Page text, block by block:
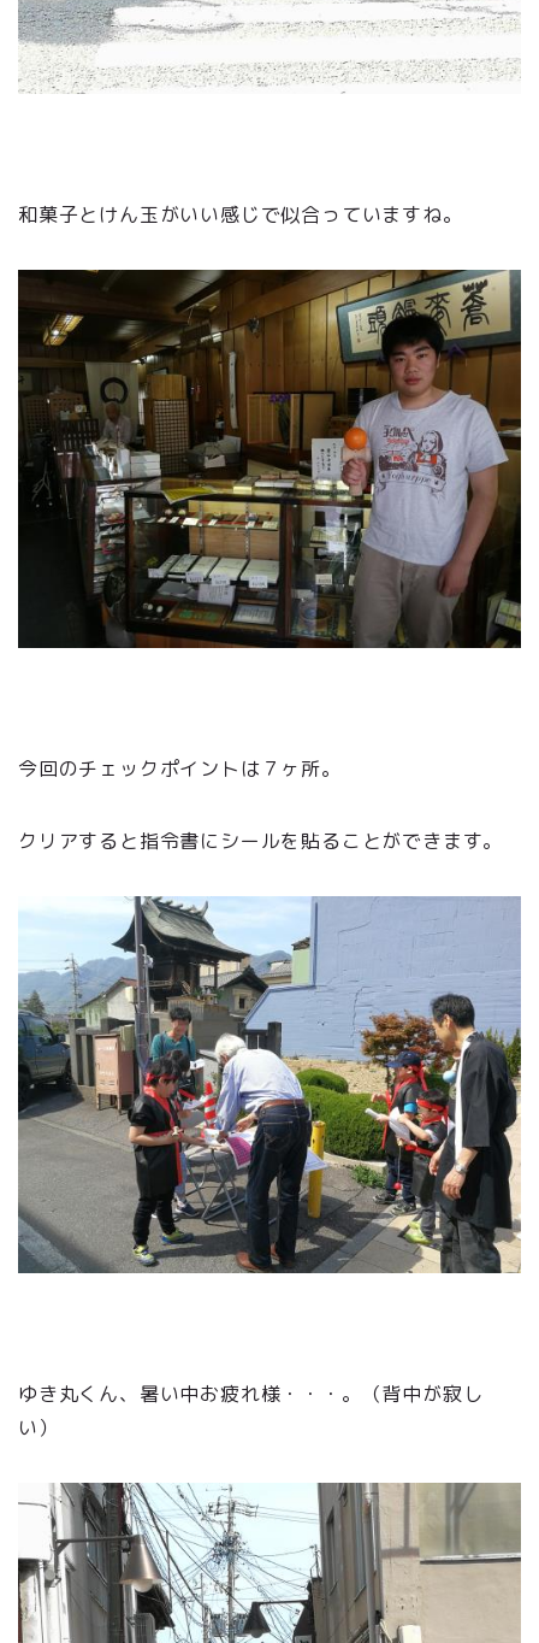
和菓子とけん玉がいい感じで似合っていますね。
今回のチェックポイントは７ヶ所。
クリアすると指令書にシールを貼ることができます。
ゆき丸くん、暑い中お疲れ様・・・。（背中が寂し
い）